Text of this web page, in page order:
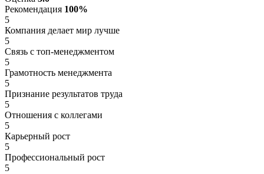
Рекомендация 100%
5
Компания делает мир лучше
5
Связь с топ-менеджментом
5
Грамотность менеджмента
5
Признание результатов труда
5
Отношения с коллегами
5
Карьерный рост
5
Профессиональный рост
5